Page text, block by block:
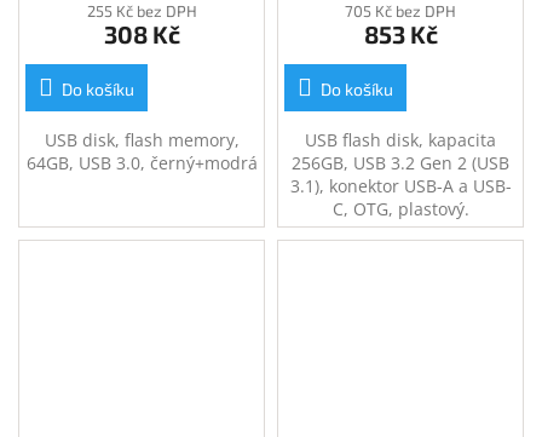
255 Kč bez DPH
308 Kč
Do košíku
USB disk, flash memory,
64GB, USB 3.0, černý+modrá
705 Kč bez DPH
853 Kč
Do košíku
USB flash disk, kapacita
256GB, USB 3.2 Gen 2 (USB
3.1), konektor USB-A a USB-
C, OTG, plastový.